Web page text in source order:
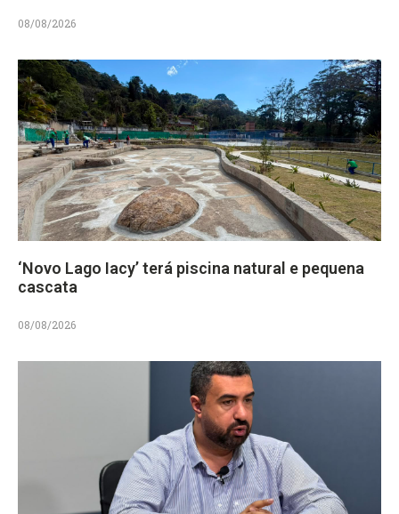
08/08/2026
‘Novo Lago Iacy’ terá piscina natural e pequena
cascata
08/08/2026